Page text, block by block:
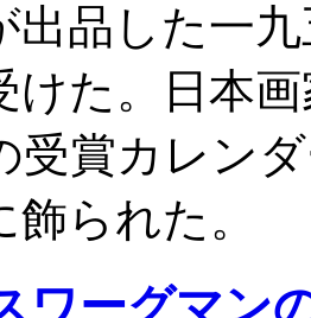
出品した一
けた。日本
受賞カレン
られた。
ワーグマン